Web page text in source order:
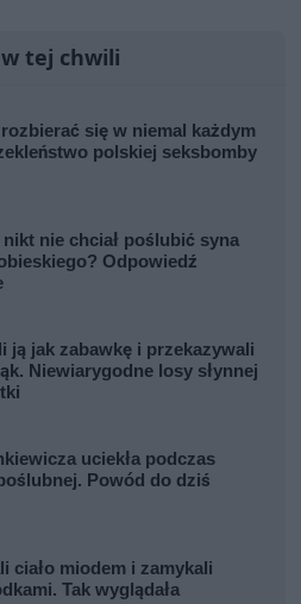
tej chwili
się w niemal każdym
polskiej seksbomby
nie chciał poślubić syna
Odpowiedź
ją jak zabawkę i przekazywali
Niewiarygodne losy słynnej
uciekła podczas
Powód do dziś
ciało miodem i zamykali
Tak wyglądała